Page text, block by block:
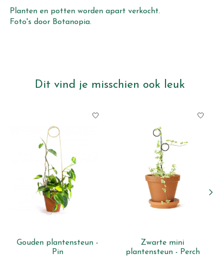
Planten en potten worden apart verkocht.
Foto's door Botanopia.
Dit vind je misschien ook leuk
Gouden plantensteun -
Pin
Zwarte mini
plantensteun - Perch